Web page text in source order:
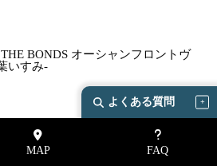
よくある質問
THE BONDS オーシャンフロントヴ
いすみ-
BONDS
MAP FAQ